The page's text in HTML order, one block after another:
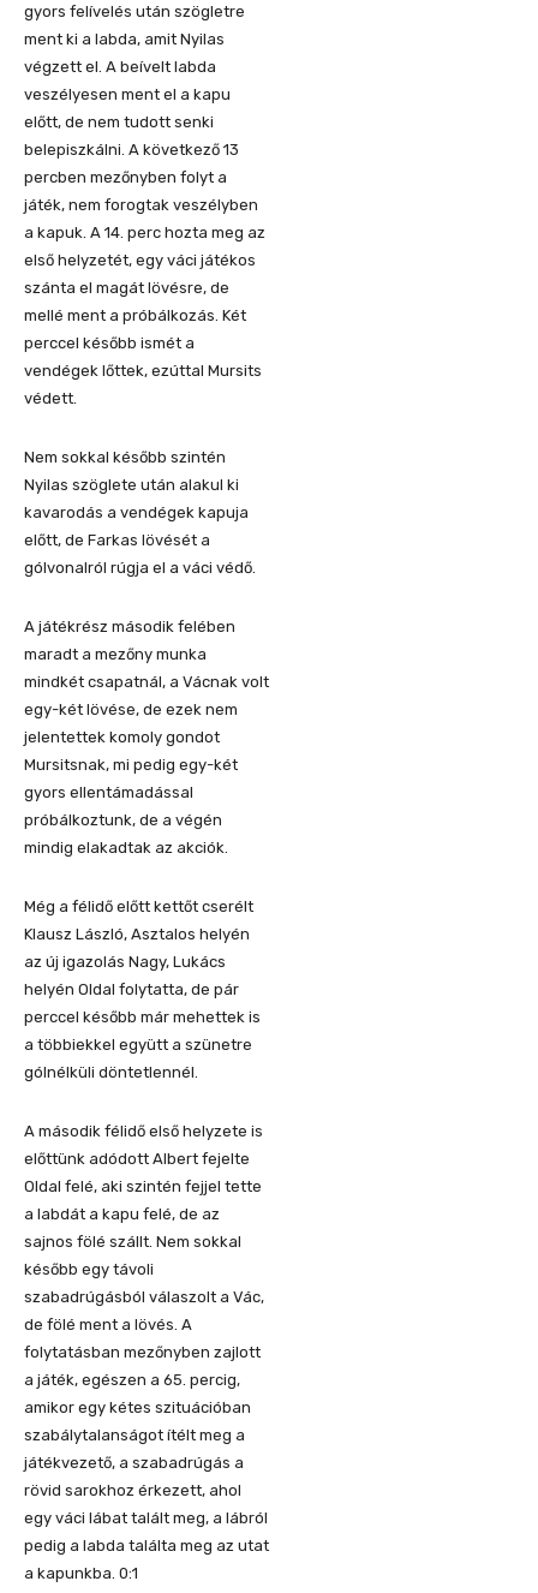
gyors felívelés után szögletre
ment ki a labda, amit Nyilas
végzett el. A beívelt labda
veszélyesen ment el a kapu
előtt, de nem tudott senki
belepiszkálni. A következő 13
percben mezőnyben folyt a
játék, nem forogtak veszélyben
a kapuk. A 14. perc hozta meg az
első helyzetét, egy váci játékos
szánta el magát lövésre, de
mellé ment a próbálkozás. Két
perccel később ismét a
vendégek lőttek, ezúttal Mursits
védett.
Nem sokkal később szintén
Nyilas szöglete után alakul ki
kavarodás a vendégek kapuja
előtt, de Farkas lövését a
gólvonalról rúgja el a váci védő.
A játékrész második felében
maradt a mezőny munka
mindkét csapatnál, a Vácnak volt
egy-két lövése, de ezek nem
jelentettek komoly gondot
Mursitsnak, mi pedig egy-két
gyors ellentámadással
próbálkoztunk, de a végén
mindig elakadtak az akciók.
Még a félidő előtt kettőt cserélt
Klausz László, Asztalos helyén
az új igazolás Nagy, Lukács
helyén Oldal folytatta, de pár
perccel később már mehettek is
a többiekkel együtt a szünetre
gólnélküli döntetlennél.
A második félidő első helyzete is
előttünk adódott Albert fejelte
Oldal felé, aki szintén fejjel tette
a labdát a kapu felé, de az
sajnos fölé szállt. Nem sokkal
később egy távoli
szabadrúgásból válaszolt a Vác,
de fölé ment a lövés. A
folytatásban mezőnyben zajlott
a játék, egészen a 65. percig,
amikor egy kétes szituációban
szabálytalanságot ítélt meg a
játékvezető, a szabadrúgás a
rövid sarokhoz érkezett, ahol
egy váci lábat talált meg, a lábról
pedig a labda találta meg az utat
a kapunkba. 0:1